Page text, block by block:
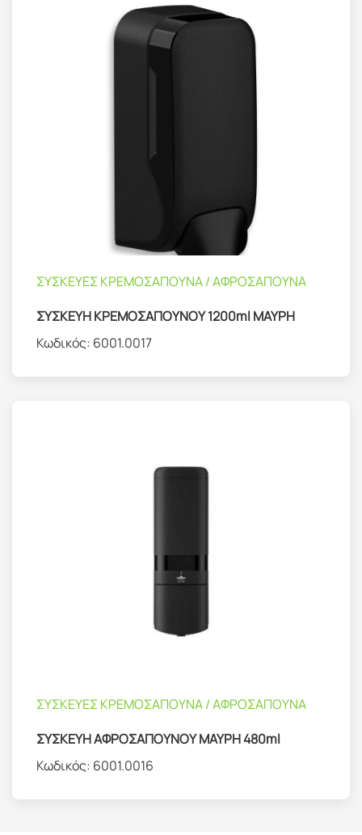
ΣΥΣΚΕΥΕΣ ΚΡΕΜΟΣΑΠΟΥΝΑ / ΑΦΡΟΣΑΠΟΥΝΑ
ΣΥΣΚΕΥΗ ΚΡΕΜΟΣΑΠΟΥΝΟΥ 1200ml ΜΑΥΡΗ
Κωδικός: 6001.0017
ΣΥΣΚΕΥΕΣ ΚΡΕΜΟΣΑΠΟΥΝΑ / ΑΦΡΟΣΑΠΟΥΝΑ
ΣΥΣΚΕΥΗ ΑΦΡΟΣΑΠΟΥΝΟΥ ΜΑΥΡΗ 480ml
Κωδικός: 6001.0016